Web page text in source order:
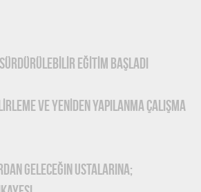
EĞİTİM BAŞLADI
ve YENİDEN YAPILANMA ÇALIŞMA
Geleceğin Ustalarına;